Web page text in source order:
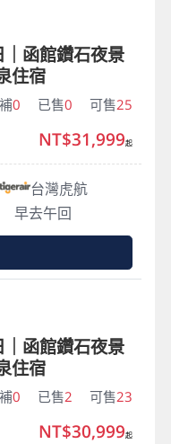
函館鑽石夜景
住宿
0 已售0 可售25
台灣虎航
早去午回
NT$31,999起
函館鑽石夜景
住宿
0 已售2 可售23
NT$30,999起